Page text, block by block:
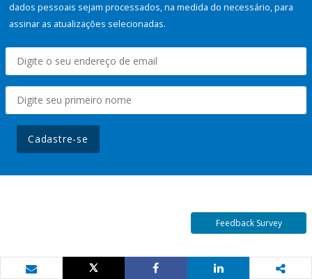
dados pessoais sejam processados, na medida do necessário, para
assinar as atualizações selecionadas.
Cadastre-se
Feedback Survey